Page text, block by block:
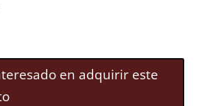
en adquirir este